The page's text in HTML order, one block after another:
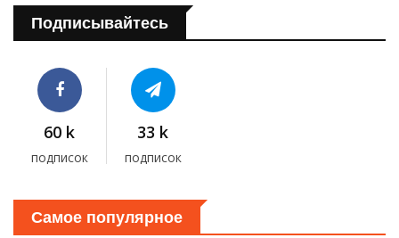
Подписывайтесь
60 k
подписок
33 k
подписок
Самое популярное